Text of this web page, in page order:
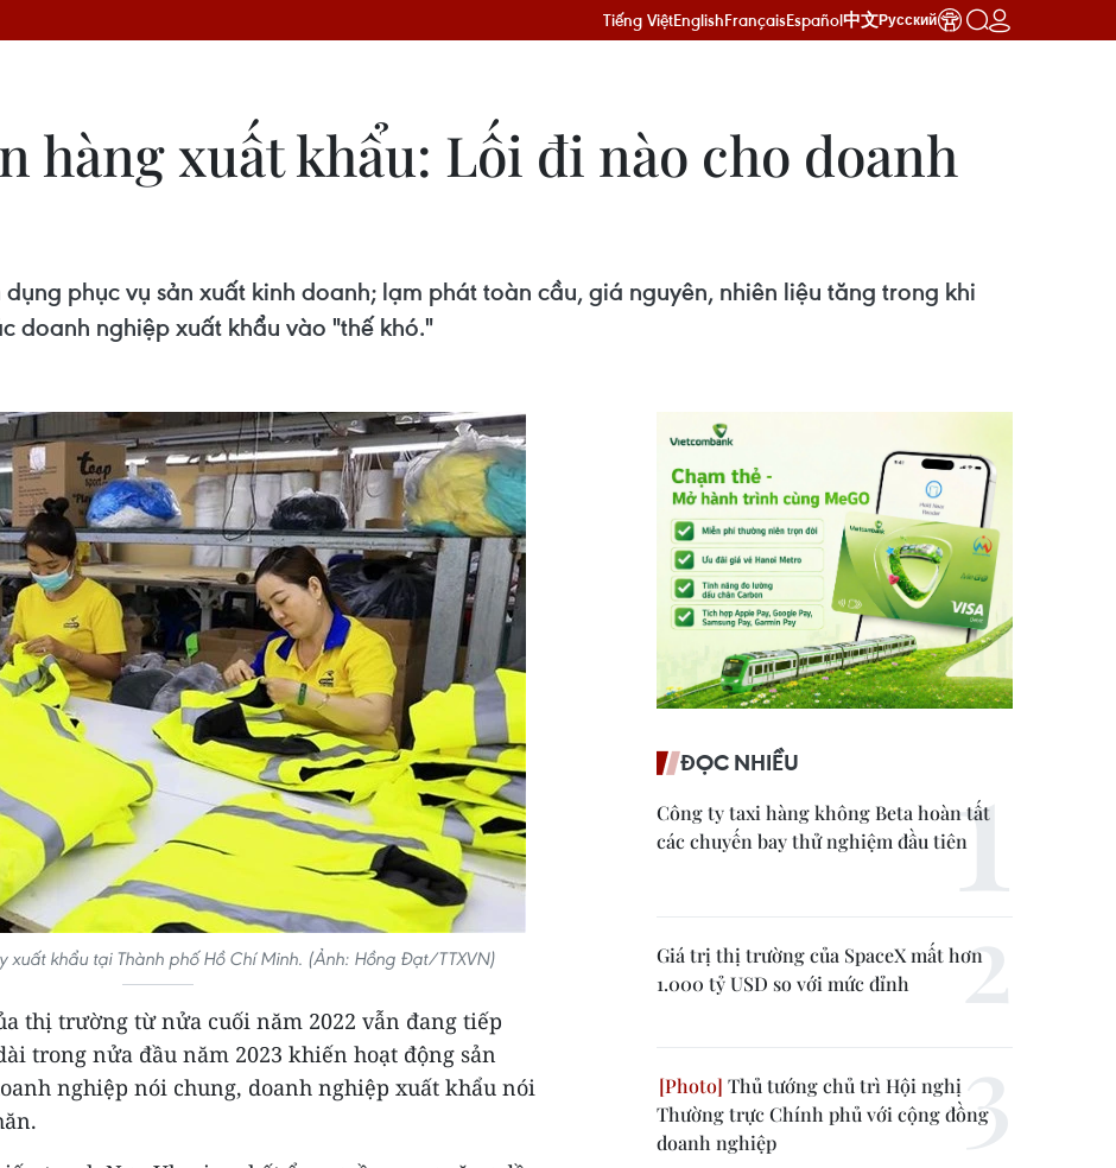
Tiếng ViệtEnglishFrançaisEspañol中文Русский
hàng xuất khẩu: Lối đi nào cho doanh
phục vụ sản xuất kinh doanh; lạm phát toàn cầu, giá nguyên, nhiên liệu tăng trong khi
doanh nghiệp xuất khẩu vào "thế khó."
xuất khẩu tại Thành phố Hồ Chí Minh. (Ảnh: Hồng Đạt/TTXVN)
thị trường từ nửa cuối năm 2022 vẫn đang tiếp
trong nửa đầu năm 2023 khiến hoạt động sản
nghiệp nói chung, doanh nghiệp xuất khẩu nói
ĐỌC NHIỀU
Công ty taxi hàng không Beta hoàn tất
các chuyến bay thử nghiệm đầu tiên
Giá trị thị trường của SpaceX mất hơn
1.000 tỷ USD so với mức đỉnh
Thủ tướng chủ trì Hội nghị
Thường trực Chính phủ với cộng đồng
doanh nghiệp